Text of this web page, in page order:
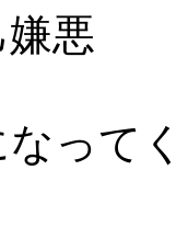
悪
って